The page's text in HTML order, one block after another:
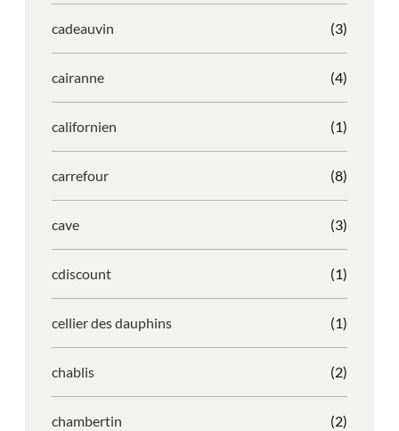
cadeauvin (3)
cairanne (4)
californien (1)
carrefour (8)
cave (3)
cdiscount (1)
cellier des dauphins (1)
chablis (2)
chambertin (2)